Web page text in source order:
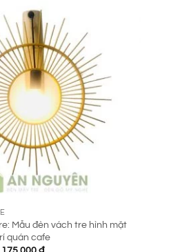
Mẫu đèn vách tre hình mặt
quán cafe
Giá
Giá